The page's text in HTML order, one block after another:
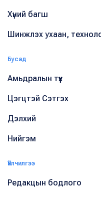
Хүний багш
Шинжлэх ухаан,
Бусад
Амьдралын түүх
Цэгцтэй Сэтгэх
Дэлхий
Нийгэм
Үйлчилгээ
Редакцын бодлого